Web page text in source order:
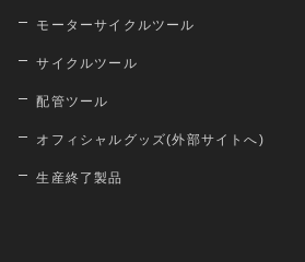
モーターサイクルツール
サイクルツール
配管ツール
オフィシャルグッズ(外部サイトへ)
生産終了製品